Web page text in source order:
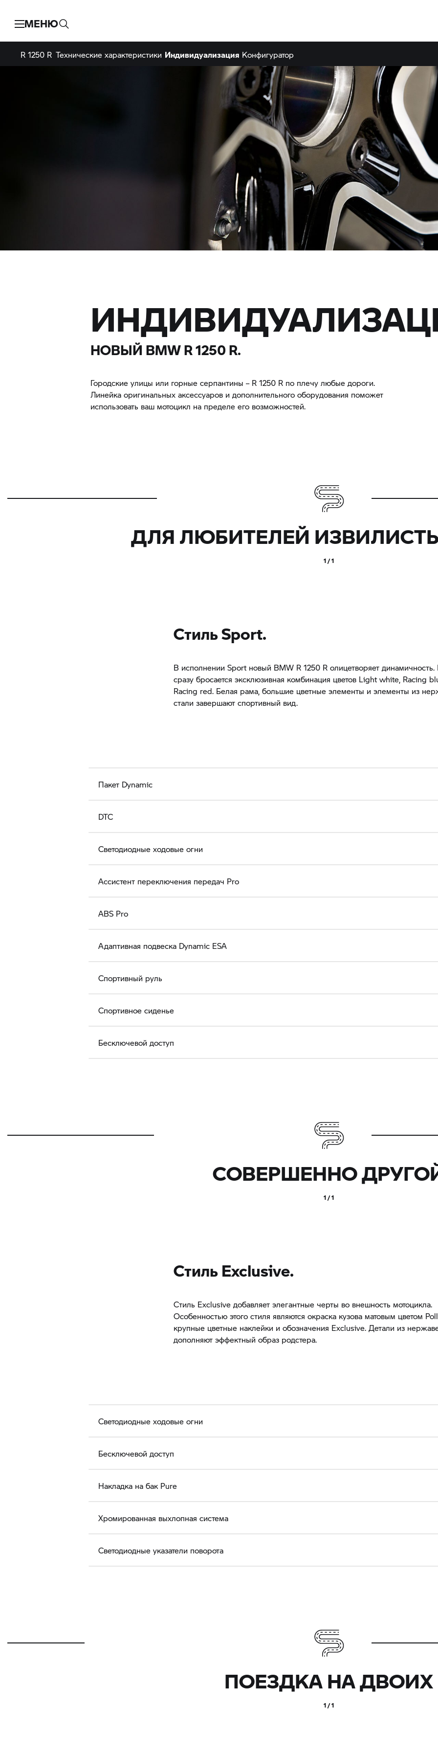
МЕНЮ
R 1250 R Технические характеристики Индивидуализация Конфигуратор
НОВЫЙ BMW R 1250 R.
Городские улицы или горные серпантины – R 1250 R по плечу любые дороги.
Линейка оригинальных аксессуаров и дополнительного оборудования поможет
использовать ваш мотоцикл на пределе его возможностей.
ДЛЯ ЛЮБИТЕЛЕЙ
1 / 1
Стиль Sport.
В исполнении Sport новый BMW R 1250 R олицетворяет динамичность.
сразу бросается эксклюзивная комбинация цветов Light white, Racing
Racing red. Белая рама, большие цветные элементы и элементы из
стали завершают спортивный вид.
Пакет Dynamic
DTC
Светодиодные ходовые огни
Ассистент переключения передач Pro
ABS Pro
Адаптивная подвеска Dynamic ESA
Спортивный руль
Спортивное сиденье
Бесключевой доступ
СОВЕРШЕННО
1 / 1
Стиль Exclusive.
Стиль Exclusive добавляет элегантные черты во внешность мотоцикла.
Особенностью этого стиля являются окраска кузова матовым цветом
крупные цветные наклейки и обозначения Exсlusive. Детали из
дополняют эффектный образ родстера.
Светодиодные ходовые огни
Бесключевой доступ
Накладка на бак Pure
Хромированная выхлопная система
Светодиодные указатели поворота
ПОЕЗДКА НА ДВОИХ
1 / 1